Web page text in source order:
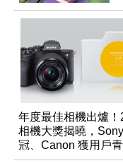
年度最佳相機出爐！
相機大獎揭曉，
冠、Canon 獲用戶